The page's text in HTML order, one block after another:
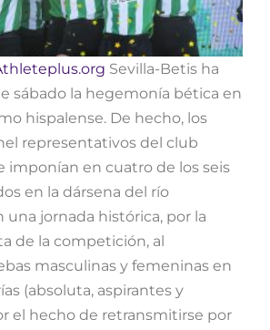
Sevilla-Betis ha
sábado la hegemonía bética en
hispalense. De hecho, los
representativos del club
imponían en cuatro de los seis
en la dársena del río
una jornada histórica, por la
de la competición, al
masculinas y femeninas en
(absoluta, aspirantes y
el hecho de retransmitirse por